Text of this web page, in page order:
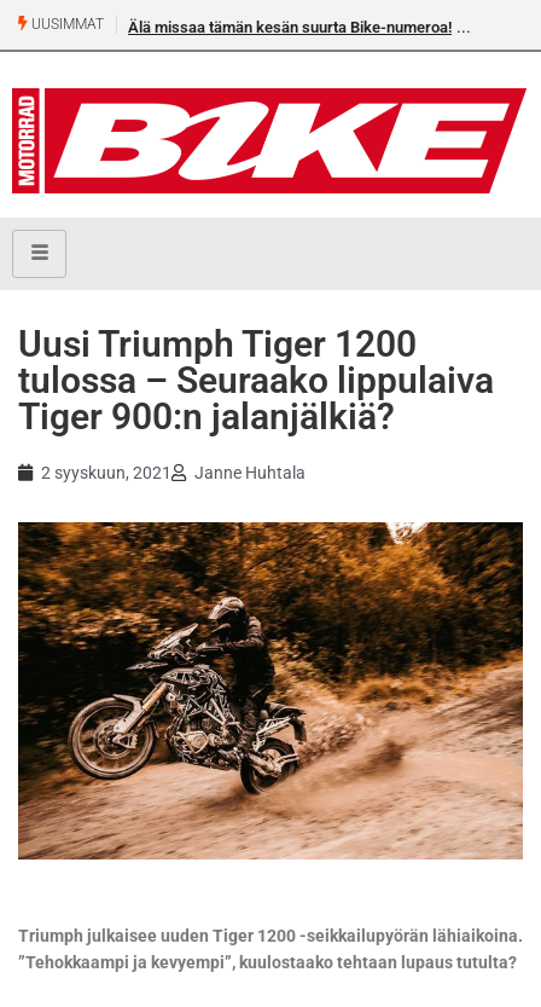
UUSIMMAT
tämän kesän suurta Bike-numeroa! Heikkilä kymmenes 250cc EM-
Uusi Triumph Tiger 1200
tulossa – Seuraako lippulaiva
Tiger 900:n jalanjälkiä?
2 syyskuun, 2021 Janne Huhtala
Triumph julkaisee uuden Tiger 1200 -seikkailupyörän lähiaikoina.
”Tehokkaampi ja kevyempi”, kuulostaako tehtaan lupaus tutulta?